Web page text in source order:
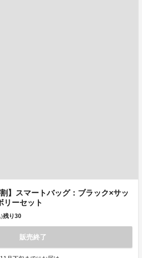
】スマートバッグ：ブラック×サッ
リーセット
残り30
販売終了